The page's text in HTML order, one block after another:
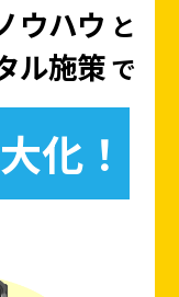
ウハウ と
ル施策で
化！